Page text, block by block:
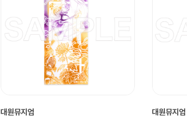
대원뮤지엄 대원뮤지엄